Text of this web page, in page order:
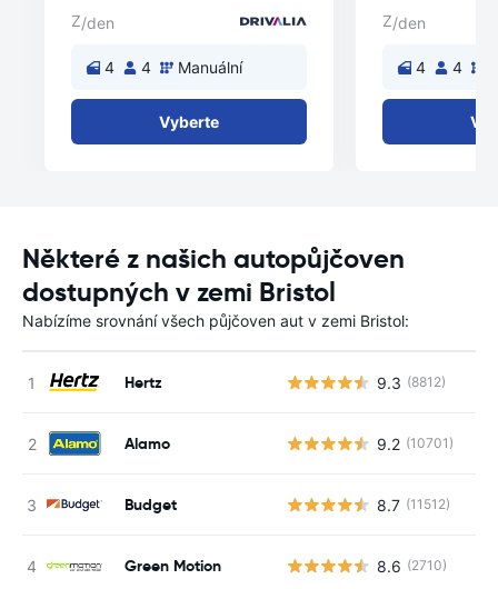
Z/den
4 4 Manuální
Vyberte
Z/den
4 4
Některé z našich autopůjčoven
dostupných v zemi Bristol
Nabízíme srovnání všech půjčoven aut v zemi Bristol:
Hertz 9.3 (8812)
Alamo 9.2 (10701)
Budget 8.7 (11512)
Green Motion 8.6 (2710)